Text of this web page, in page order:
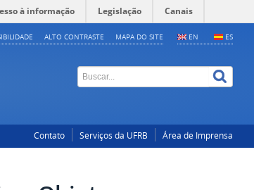
à informação Legislação Canais
EN ES
ALTO CONTRASTE MAPA DO SITE
Contato Serviços da UFRB Área de Imprensa